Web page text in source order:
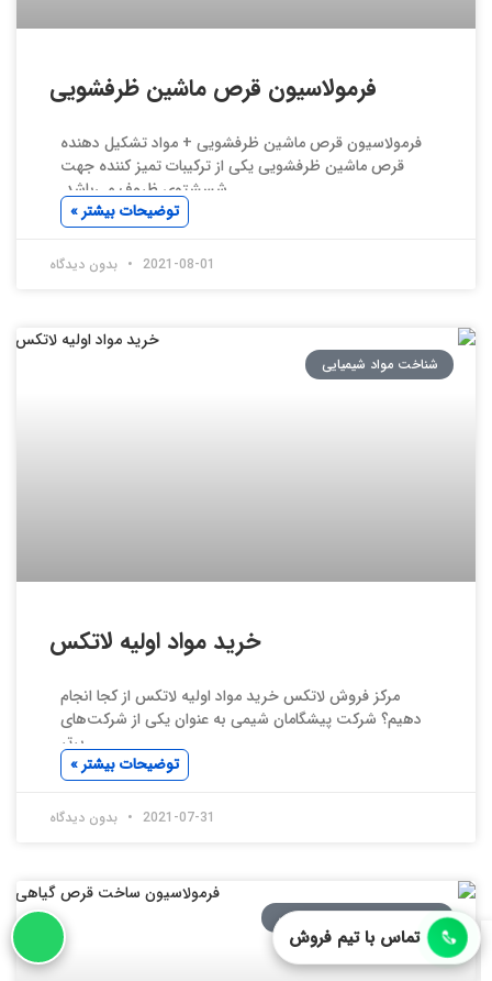
فرمولاسیون قرص ماشین ظرفشویی
فرمولاسیون قرص ماشین ظرفشویی + مواد تشکیل دهنده
قرص ماشین ظرفشویی یکی از ترکیبات تمیز کننده جهت
شسشتوی ظروف می‌باشد.
توضیحات بیشتر »
2021-08-01 بدون دیدگاه
شناخت مواد شیمیایی
خرید مواد اولیه لاتکس
مرکز فروش لاتکس خرید مواد اولیه لاتکس از کجا انجام
دهیم؟ شرکت پیشگامان شیمی به عنوان یکی از شرکت‌های
برتر
توضیحات بیشتر »
2021-07-31 بدون دیدگاه
فرمولاسیون محصولات دارویی
تماس با تیم فروش